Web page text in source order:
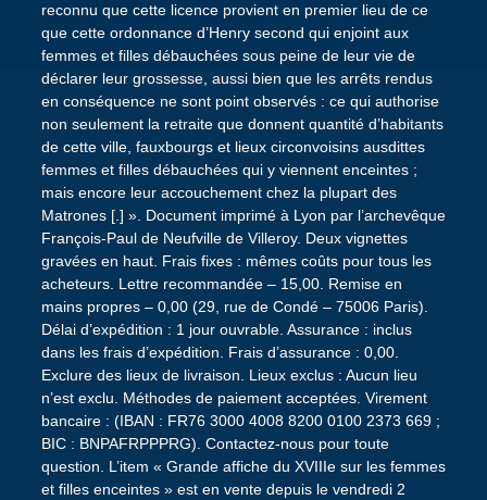
reconnu que cette licence provient en premier lieu de ce
que cette ordonnance d’Henry second qui enjoint aux
femmes et filles débauchées sous peine de leur vie de
déclarer leur grossesse, aussi bien que les arrêts rendus
en conséquence ne sont point observés : ce qui authorise
non seulement la retraite que donnent quantité d’habitants
de cette ville, fauxbourgs et lieux circonvoisins ausdittes
femmes et filles débauchées qui y viennent enceintes ;
mais encore leur accouchement chez la plupart des
Matrones [.] ». Document imprimé à Lyon par l’archevêque
François-Paul de Neufville de Villeroy. Deux vignettes
gravées en haut. Frais fixes : mêmes coûts pour tous les
acheteurs. Lettre recommandée – 15,00. Remise en
mains propres – 0,00 (29, rue de Condé – 75006 Paris).
Délai d’expédition : 1 jour ouvrable. Assurance : inclus
dans les frais d’expédition. Frais d’assurance : 0,00.
Exclure des lieux de livraison. Lieux exclus : Aucun lieu
n’est exclu. Méthodes de paiement acceptées. Virement
bancaire : (IBAN : FR76 3000 4008 8200 0100 2373 669 ;
BIC : BNPAFRPPPRG). Contactez-nous pour toute
question. L’item « Grande affiche du XVIIIe sur les femmes
et filles enceintes » est en vente depuis le vendredi 2